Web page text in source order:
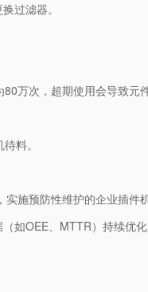
过滤器。
万次，超期使用会导致元
料。
施预防性维护的企业插
如OEE、MTTR）持续优